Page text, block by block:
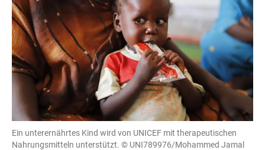
Ein unterernährtes Kind wird von UNICEF mit therapeutischen
Nahrungsmitteln unterstützt. © UNI789976/Mohammed Jamal